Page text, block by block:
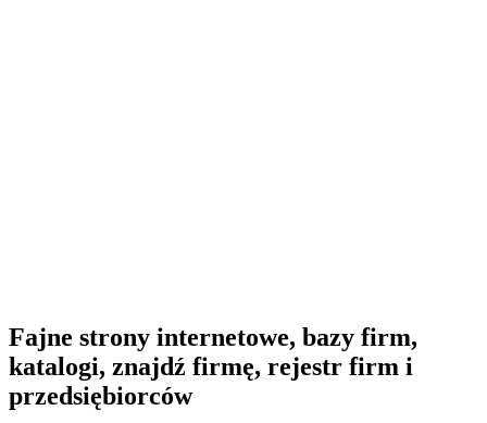
Fajne strony internetowe, bazy firm,
katalogi, znajdź firmę, rejestr firm i
przedsiębiorców